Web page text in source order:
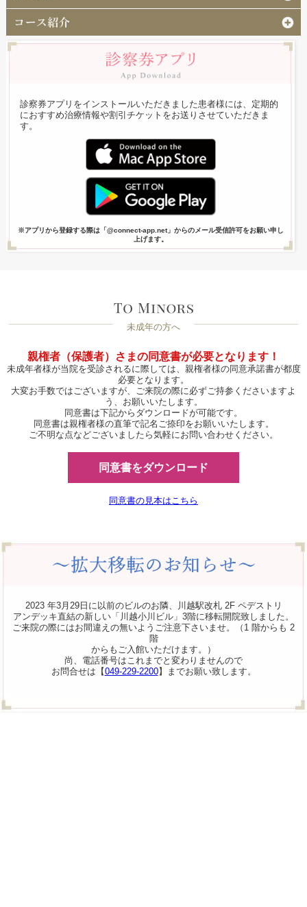
診察券アプリをインストールいただきました患者様には、定期的
におすすめ治療情報や割引チケットをお送りさせていただきま
す。
※アプリから登録する際は「@connect-app.net」からのメール受信許可をお願い申し
上げます。
未成年の方へ
親権者（保護者）さまの同意書が必要となります！
未成年者様が当院を受診されるに際しては、親権者様の同意承諾書が都度
必要となります。
大変お手数ではございますが、ご来院の際に必ずご持参くださいますよ
う、お願いいたします。
同意書は下記からダウンロードが可能です。
同意書は親権者様の直筆で記名ご捺印をお願いいたします。
ご不明な点などございましたら気軽にお問い合わせください。
同意書をダウンロード
同意書の見本はこちら
2023 年3月29日に以前のビルのお隣、川越駅改札 2F ペデストリ
アンデッキ直結の新しい「川越小川ビル」3階に移転開院致しました。
ご来院の際にはお間違えの無いようご注意下さいませ。（1 階からも 2
階
からもご入館いただけます。）
尚、電話番号はこれまでと変わりませんので
お問合せは【049-229-2200】までお願い致します。